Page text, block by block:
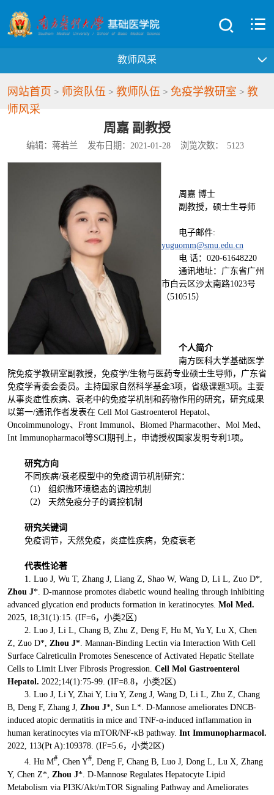
教师风采
网站首页 > 师资队伍 > 教师队伍 > 免疫学教研室 > 教
师风采
周嘉 副教授
编辑：蒋若兰 发布日期：2021-01-28 浏览次数： 5123
周嘉 博士
副教授，硕士生导师
电子邮件:
yuguomm@smu.edu.cn
电 话：020-61648220
通讯地址：广东省广州
市白云区沙太南路1023号
（510515）
个人简介
南方医科大学基础医学
院免疫学教研室副教授，免疫学/生物与医药专业硕士生导师，广东省
免疫学青委会委员。主持国家自然科学基金3项，省级课题3项。主要
从事炎症性疾病、衰老中的免疫学机制和药物作用的研究，研究成果
以第一/通讯作者发表在 Cell Mol Gastroenterol Hepatol、
Oncoimmunology、 Front Immunol、 Biomed Pharmacother、 Mol Med、
Int Immunopharmacol等SCI期刊上，申请授权国家发明专利1项。
研究方向
不同疾病/衰老模型中的免疫调节机制研究：
（1） 组织微环境稳态的调控机制
（2） 天然免疫分子的调控机制
研究关键词
免疫调节，天然免疫，炎症性疾病，免疫衰老
代表性论著
1. Luo J, Wu T, Zhang J, Liang Z, Shao W, Wang D, Li L, Zuo D*,
Zhou J*. D-mannose promotes diabetic wound healing through inhibiting
advanced glycation end products formation in keratinocytes. Mol Med.
2025, 18;31(1):15. (IF=6，小类2区)
2. Luo J, Li L, Chang B, Zhu Z, Deng F, Hu M, Yu Y, Lu X, Chen
Z, Zuo D*, Zhou J*. Mannan-Binding Lectin via Interaction With Cell
Surface Calreticulin Promotes Senescence of Activated Hepatic Stellate
Cells to Limit Liver Fibrosis Progression. Cell Mol Gastroenterol
Hepatol. 2022;14(1):75-99. (IF=8.8，小类2区)
3. Luo J, Li Y, Zhai Y, Liu Y, Zeng J, Wang D, Li L, Zhu Z, Chang
B, Deng F, Zhang J, Zhou J*, Sun L*. D-Mannose ameliorates DNCB-
induced atopic dermatitis in mice and TNF-α-induced inflammation in
human keratinocytes via mTOR/NF-κB pathway. Int Immunopharmacol.
2022, 113(Pt A):109378. (IF=5.6，小类2区)
4. Hu M#, Chen Y#, Deng F, Chang B, Luo J, Dong L, Lu X, Zhang
Y, Chen Z*, Zhou J*. D-Mannose Regulates Hepatocyte Lipid
Metabolism via PI3K/Akt/mTOR Signaling Pathway and Ameliorates